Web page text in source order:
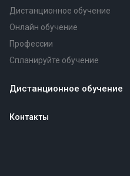
Дистанционное обучение
Онлайн обучение
Профессии
Спланируйте обучение
Дистанционное обучение
Контакты